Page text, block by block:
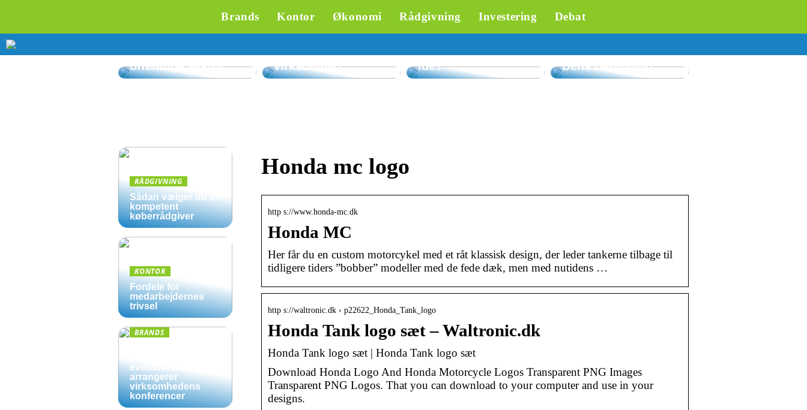
Brands Kontor Økonomi Rådgivning Investering Debat
løsninger til den
offentlige sektor
rådgivning om
ressource for din
virksomhed
restauranter en god
idé?
Flowmåling og
Dens Betydning
Honda mc logo
http s://www.honda-mc.dk
Honda MC
Her får du en custom motorcykel med et råt klassisk design, der leder tankerne tilbage til
tidligere tiders ”bobber” modeller med de fede dæk, men med nutidens …
http s://waltronic.dk › p22622_Honda_Tank_logo
Honda Tank logo sæt – Waltronic.dk
Honda Tank logo sæt | Honda Tank logo sæt
Download Honda Logo And Honda Motorcycle Logos Transparent PNG Images
Transparent PNG Logos. That you can download to your computer and use in your
designs.
RÅDGIVNING
Sådan vælger du en
kompetent
køberrådgiver
KONTOR
Fordele for
medarbejdernes
trivsel
BRANDS
eventbureau
arrangerer
virksomhedens
konferencer